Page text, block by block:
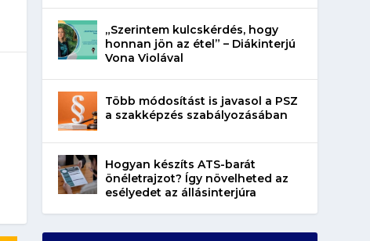
„Szerintem kulcskérdés, hogy
honnan jön az étel” – Diákinterjú
Vona Violával
Több módosítást is javasol a PSZ
a szakképzés szabályozásában
Hogyan készíts ATS-barát
önéletrajzot? Így növelheted az
esélyedet az állásinterjúra